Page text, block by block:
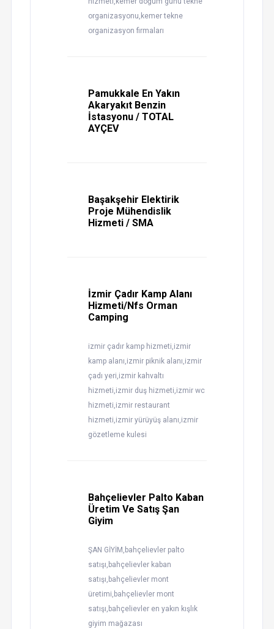
organizasyonu,kemer tekne
organizasyon firmaları
Pamukkale En Yakın
Akaryakıt Benzin
İstasyonu / TOTAL
AYÇEV
Başakşehir Elektirik
Proje Mühendislik
Hizmeti / SMA
İzmir Çadır Kamp Alanı
Hizmeti/Nfs Orman
Camping
izmir çadır kamp hizmeti,izmir
kamp alanı,izmir piknik alanı,izmir
çadı yeri,izmir kahvaltı
hizmeti,izmir duş hizmeti,izmir wc
hizmeti,izmir restaurant
hizmeti,izmir yürüyüş alanı,izmir
gözetleme kulesi
Bahçelievler Palto Kaban
Üretim Ve Satış Şan
Giyim
ŞAN GİYİM,bahçelievler palto
satışı,bahçelievler kaban
satışı,bahçelievler mont
üretimi,bahçelievler mont
satışı,bahçelievler en yakın kışlık
giyim mağazası